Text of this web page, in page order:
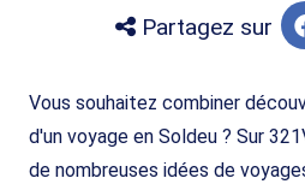
Partagez sur
Vous souhaitez combiner
d'un voyage en Soldeu ? Sur
de nombreuses idées de